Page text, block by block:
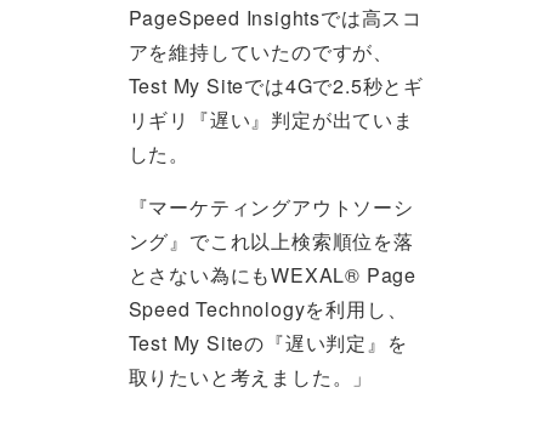
PageSpeed Insightsでは高スコ
アを維持していたのですが、
Test My Siteでは4Gで2.5秒とギ
リギリ『遅い』判定が出ていま
した。
『マーケティングアウトソーシ
ング』でこれ以上検索順位を落
とさない為にもWEXAL® Page
Speed Technologyを利用し、
Test My Siteの『遅い判定』を
取りたいと考えました。」